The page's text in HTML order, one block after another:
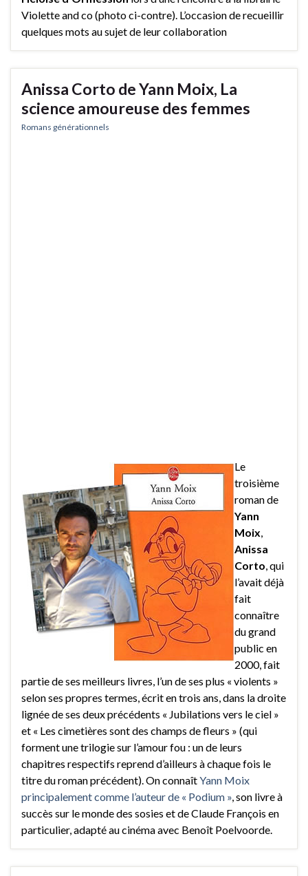
Violette and co (photo ci-contre). L’occasion de recueillir
quelques mots au sujet de leur collaboration
Anissa Corto de Yann Moix, La
science amoureuse des femmes
Romans générationnels
Le
troisième
roman de
Yann
Moix
Anissa
Corto , qui
l’avait déjà
fait
connaître
du grand
public en
2000, fait
partie de ses meilleurs livres, l’un de ses plus « violents »
selon ses propres termes, écrit en trois ans, dans la droite
lignée de ses deux précédents « Jubilations vers le ciel »
et « Les cimetières sont des champs de fleurs » (qui
forment une trilogie sur l’amour fou : un de leurs
chapitres respectifs reprend d’ailleurs à chaque fois le
titre du roman précédent). On connaîtYann Moix
principalement comme l’auteur de « Podium » , son livre à
succès sur le monde des sosies et de Claude François en
particulier, adapté au cinéma avec Benoît Poelvoorde.